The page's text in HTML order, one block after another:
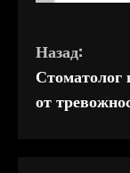
П
р
Назад:
Стоматолог
от